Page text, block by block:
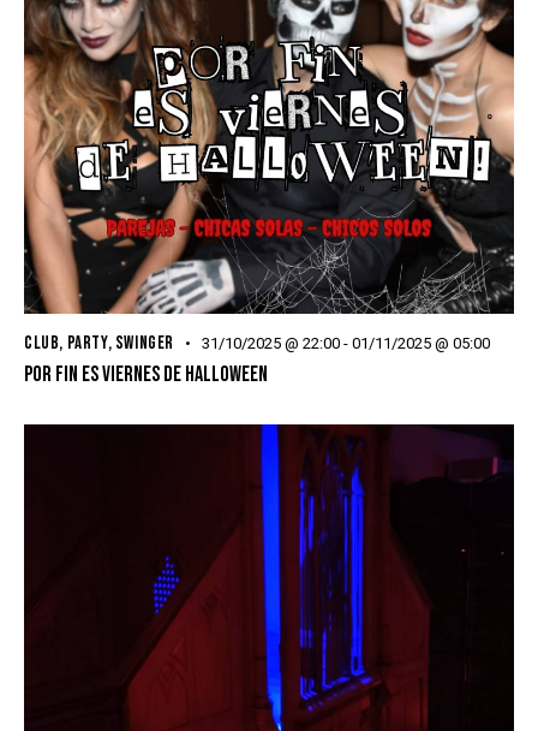
CLUB, PARTY, SWINGER 31/10/2025 @ 22:00 -01/11/2025 @ 05:00
POR FIN ES VIERNES DE HALLOWEEN